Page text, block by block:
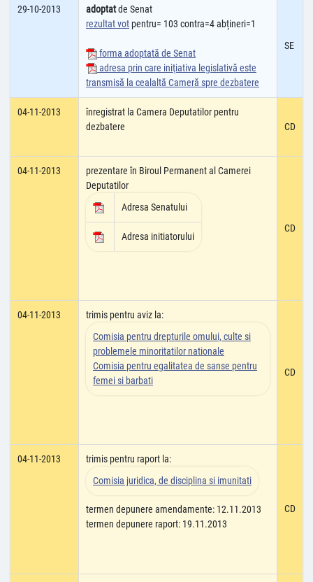
29-10-2013 adoptatde Senat
rezultat vot pentru= 103 contra=4 abțineri=1
forma adoptată de Senat
adresa prin care iniţiativa legislativă este
transmisă la cealaltă Cameră spre dezbatere
SE
04-11-2013
înregistrat la Camera Deputatilor pentru
dezbatere
CD
04-11-2013
prezentare în Biroul Permanent al Camerei
Deputatilor
Adresa Senatului
Adresa initiatorului
CD
04-11-2013
trimis pentru aviz la:
Comisia pentru drepturile omului, culte si
problemele minoritatilor nationale
Comisia pentru egalitatea de sanse pentru
femei si barbati
CD
04-11-2013
trimis pentru raport la:
Comisia juridica, de disciplina si imunitati
termen depunere amendamente: 12.11.2013
termen depunere raport: 19.11.2013
CD